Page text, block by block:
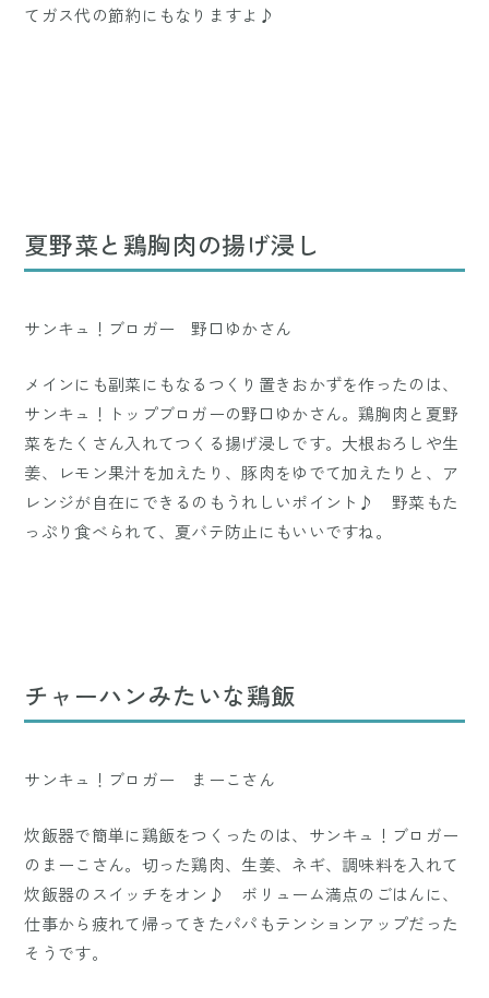
てガス代の節約にもなりますよ♪
夏野菜と鶏胸肉の揚げ浸し
サンキュ！ブロガー 野口ゆかさん
メインにも副菜にもなるつくり置きおかずを作ったのは、
サンキュ！トップブロガーの野口ゆかさん。鶏胸肉と夏野
菜をたくさん入れてつくる揚げ浸しです。大根おろしや生
姜、レモン果汁を加えたり、豚肉をゆでて加えたりと、ア
レンジが自在にできるのもうれしいポイント♪ 野菜もた
っぷり食べられて、夏バテ防止にもいいですね。
チャーハンみたいな鶏飯
サンキュ！ブロガー まーこさん
炊飯器で簡単に鶏飯をつくったのは、サンキュ！ブロガー
のまーこさん。切った鶏肉、生姜、ネギ、調味料を入れて
炊飯器のスイッチをオン♪ ボリューム満点のごはんに、
仕事から疲れて帰ってきたパパもテンションアップだった
そうです。